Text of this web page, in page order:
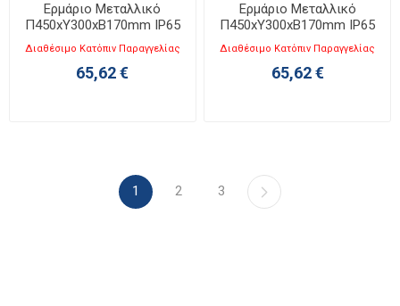
Ερμάριο Μεταλλικό
Π450xΥ300xΒ170mm IP65
KB 4530-1
Διαθέσιμο Κατόπιν Παραγγελίας
65,62 €
Ερμάριο Μεταλλικό
Π450xΥ300xΒ170mm IP65
KB 4530-2
Διαθέσιμο Κατόπιν Παραγγελίας
65,62 €
1 2 3